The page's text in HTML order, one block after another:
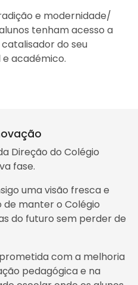
e modernidade/
tenham acesso a
do seu
académico.
Direção do Colégio
fase.
uma visão fresca e
manter o Colégio
do futuro sem perder de
com a melhoria
pedagógica e na